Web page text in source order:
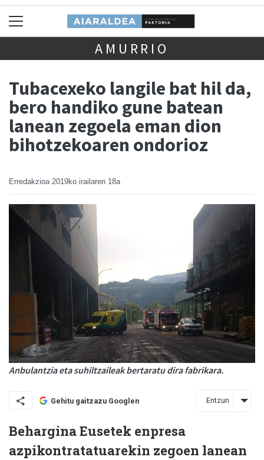
AMURRIO
Tubacexeko langile bat hil da,
bero handiko gune batean
lanean zegoela eman dion
bihotzekoaren ondorioz
Erredakzioa 2019ko irailaren 18a
Anbulantzia eta suhiltzaileak bertaratu dira fabrikara.
Gehitu gaitzazu Googlen Entzun
Behargina Eusetek enpresa
azpikontratatuarekin zegoen lanean